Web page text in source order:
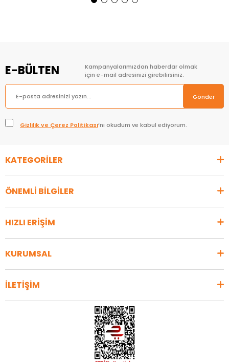
E-BÜLTEN
Kampanyalarımızdan haberdar olmak
için e-mail adresinizi girebilirsiniz.
Gönder
Gizlilik ve Çerez Politikası’nı okudum ve kabul ediyorum.
KATEGORİLER
ÖNEMLİ BİLGİLER
HIZLI ERİŞİM
KURUMSAL
İLETİŞİM